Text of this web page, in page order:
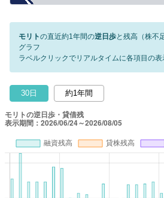
モリトの直近約1年間の逆日歩と残高（株不
グラフ
ラベルクリックでリアルタイムに各項目の
30日 約1年間